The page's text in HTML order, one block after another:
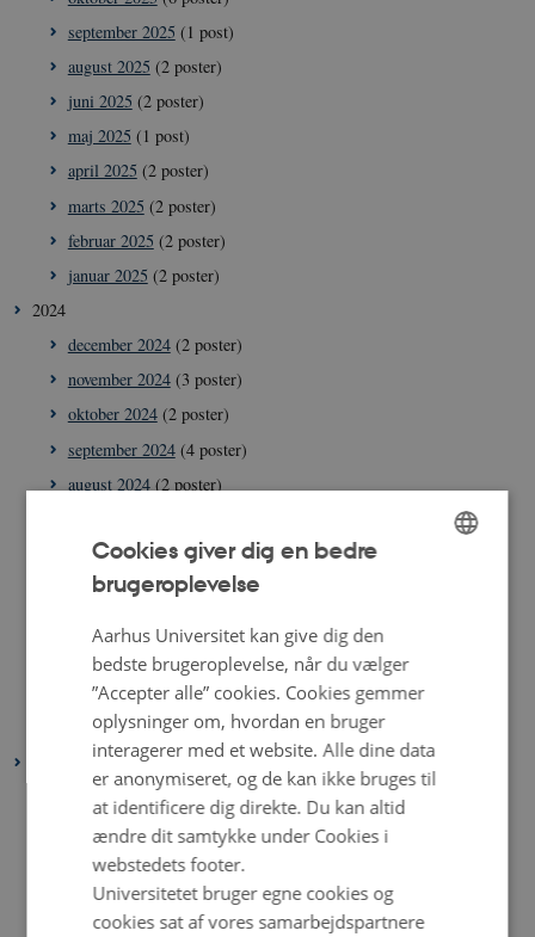
september 2025 (1 post)
august 2025 (2 poster)
juni 2025 (2 poster)
maj 2025 (1 post)
april 2025 (2 poster)
marts 2025 (2 poster)
februar 2025 (2 poster)
januar 2025 (2 poster)
2024
december 2024(2 poster)
november 2024(3 poster)
oktober 2024(2 poster)
september 2024(4 poster)
august 2024(2 poster)
juni 2024(2 poster)
maj 2024(1 post)
april 2024
marts 2024(2 poster)
februar 2024(2 poster)
januar 2024(1 post)
december 2023 (3 poster)
november 2023(1 post)
oktober 2023(2 poster)
september 2023(2 poster)
Cookies giver dig en bedre
brugeroplevelse
Aarhus Universitet kan give dig den
bedste brugeroplevelse, når du vælger
”Accepter alle” cookies. Cookies gemmer
oplysninger om, hvordan en bruger
interagerer med et website. Alle dine data
er anonymiseret, og de kan ikke bruges til
at identificere dig direkte. Du kan altid
ændre dit samtykke under Cookies i
webstedets footer.
Universitetet bruger egne cookies og
cookies sat af vores samarbejdspartnere